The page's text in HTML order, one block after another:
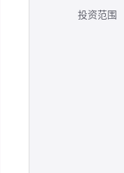
投资范围